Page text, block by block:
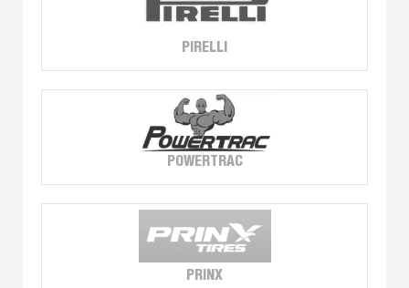
PIRELLI
POWERTRAC
PRINX